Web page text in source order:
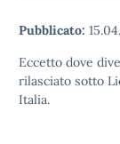
Pubblicato:
Eccetto dove
rilasciato sotto
Italia.